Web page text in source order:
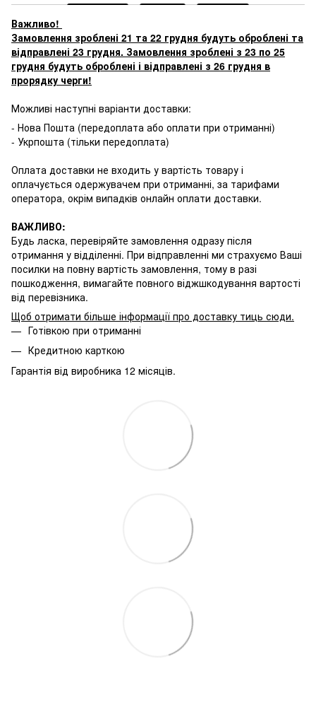
Важливо!
Замовлення зроблені 21 та 22 грудня будуть оброблені та
відправлені 23 грудня. Замовлення зроблені з 23 по 25
грудня будуть оброблені і відправлені з 26 грудня в
прорядку черги!
Можливі наступні варіанти доставки:
- Нова Пошта (передоплата або оплати при отриманні)
- Укрпошта (тільки передоплата)
Оплата доставки не входить у вартість товару і
оплачується одержувачем при отриманні, за тарифами
оператора, окрім випадків онлайн оплати доставки.
ВАЖЛИВО:
Будь ласка, перевіряйте замовлення одразу після
отримання у відділенні. При відправленні ми страхуємо Ваші
посилки на повну вартість замовлення, тому в разі
пошкодження, вимагайте повного віджшкодування вартості
від перевізника.
Щоб отримати більше інформації про доставку тиць сюди.
Готівкою при отриманні
Кредитною карткою
Гарантія від виробника 12 місяців.